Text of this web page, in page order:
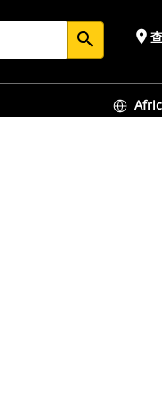
search place